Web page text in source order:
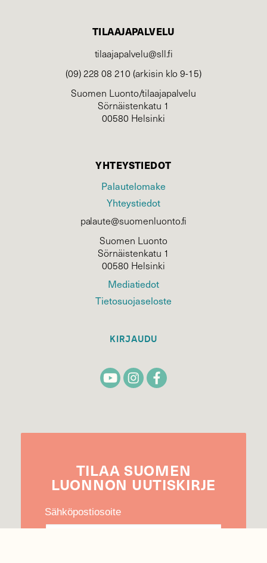
TILAAJAPALVELU
tilaajapalvelu@sll.fi
(09) 228 08 210 (arkisin klo 9-15)
Suomen Luonto/tilaajapalvelu
Sörnäistenkatu 1
00580 Helsinki
YHTEYSTIEDOT
Palautelomake
Yhteystiedot
palaute@suomenluonto.fi
Suomen Luonto
Sörnäistenkatu 1
00580 Helsinki
Mediatiedot
Tietosuojaseloste
KIRJAUDU
TILAA SUOMEN
LUONNON UUTIS­KIRJE
Sähköpostiosoite